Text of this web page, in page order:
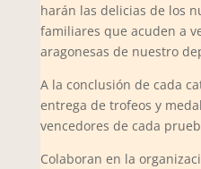
harán las delicias de los
familiares que acuden a
aragonesas de nuestro
A la conclusión de cada
entrega de trofeos y
vencedores de cada
Colaboran en la